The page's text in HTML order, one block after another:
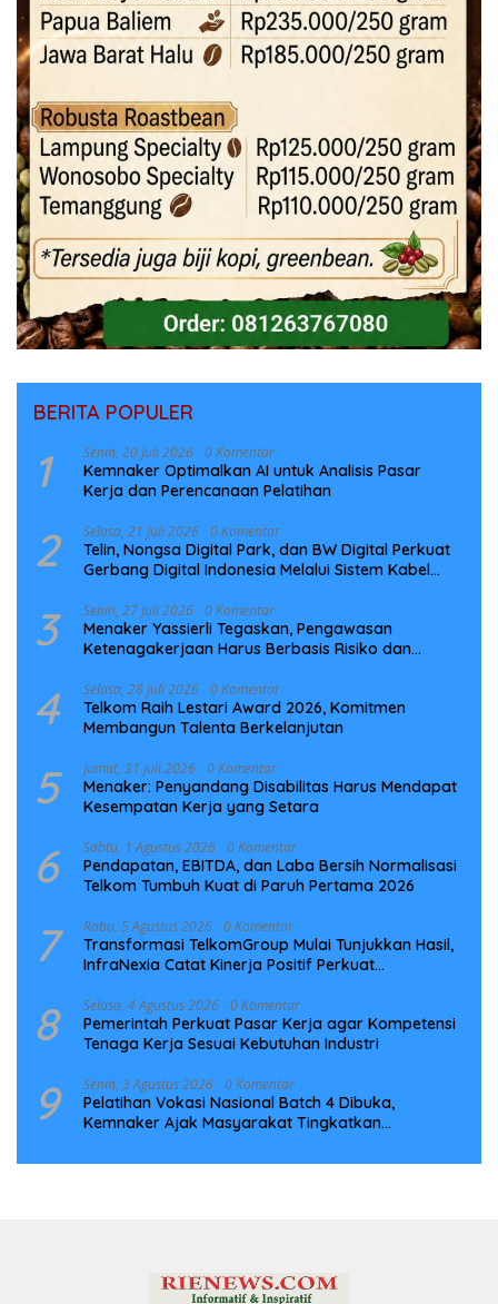
BERITA POPULER
1 Senin, 20 Juli 2026 0 Komentar
Kemnaker Optimalkan AI untuk Analisis Pasar
Kerja dan Perencanaan Pelatihan
2 Selasa, 21 Juli 2026 0 Komentar
Telin, Nongsa Digital Park, dan BW Digital Perkuat
Gerbang Digital Indonesia Melalui Sistem Kabel
3 Senin, 27 Juli 2026 0 Komentar
Menaker Yassierli Tegaskan, Pengawasan
Ketenagakerjaan Harus Berbasis Risiko dan
4 Selasa, 28 Juli 2026 0 Komentar
Telkom Raih Lestari Award 2026, Komitmen
Membangun Talenta Berkelanjutan
5 Jumat, 31 Juli 2026 0 Komentar
Menaker: Penyandang Disabilitas Harus Mendapat
Kesempatan Kerja yang Setara
6 Sabtu, 1 Agustus 2026 0 Komentar
Pendapatan, EBITDA, dan Laba Bersih Normalisasi
Telkom Tumbuh Kuat di Paruh Pertama 2026
7 Rabu, 5 Agustus 2026 0 Komentar
Transformasi TelkomGroup Mulai Tunjukkan Hasil,
InfraNexia Catat Kinerja Positif Perkuat
8 Selasa, 4 Agustus 2026 0 Komentar
Pemerintah Perkuat Pasar Kerja agar Kompetensi
Tenaga Kerja Sesuai Kebutuhan Industri
9 Senin, 3 Agustus 2026 0 Komentar
Pelatihan Vokasi Nasional Batch 4 Dibuka,
Kemnaker Ajak Masyarakat Tingkatkan